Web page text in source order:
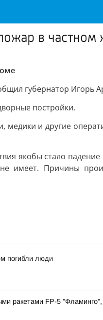
в
губернатор Игорь
постройки.
медики и другие
якобы стало
Причины
погибли люди
ракетами FP-5